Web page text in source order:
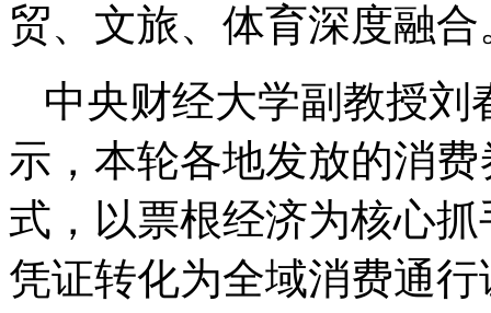
贸、文旅、体育深度融合
中央财经大学副教授
示，本轮各地发放的消
式，以票根经济为核心
凭证转化为全域消费通